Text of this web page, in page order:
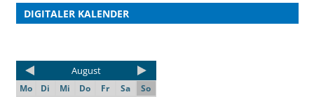
DIGITALER KALENDER
August
Mo Di Mi Do Fr Sa
So